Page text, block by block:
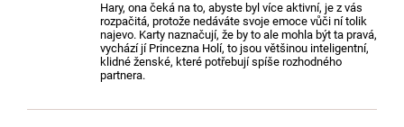
Hary, ona čeká na to, abyste byl více aktivní, je z vás
rozpačitá, protože nedáváte svoje emoce vůči ní tolik
najevo. Karty naznačují, že by to ale mohla být ta pravá,
vychází jí Princezna Holí, to jsou většinou inteligentní,
klidné ženské, které potřebují spíše rozhodného
partnera.